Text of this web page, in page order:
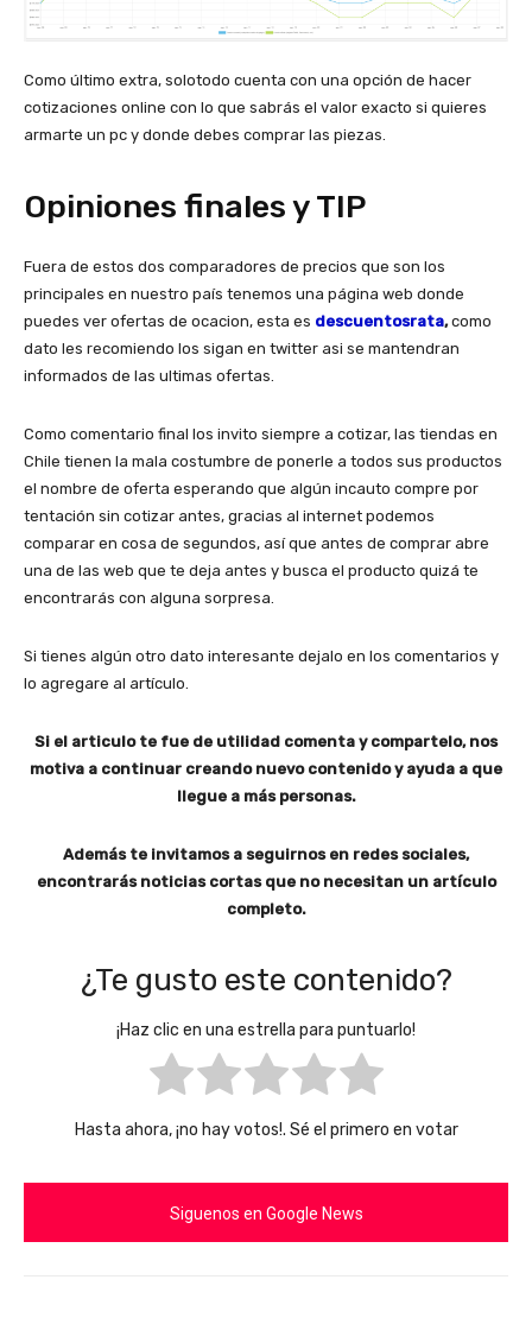
Como último extra, solotodo cuenta con una opción de hacer
cotizaciones online con lo que sabrás el valor exacto si quieres
armarte un pc y donde debes comprar las piezas.
Opiniones finales y TIP
Fuera de estos dos comparadores de precios que son los
principales en nuestro país tenemos una página web donde
puedes ver ofertas de ocacion, esta es descuentosrata,como
dato les recomiendo los sigan en twitter asi se mantendran
informados de las ultimas ofertas.
Como comentario final los invito siempre a cotizar, las tiendas en
Chile tienen la mala costumbre de ponerle a todos sus productos
el nombre de oferta esperando que algún incauto compre por
tentación sin cotizar antes, gracias al internet podemos
comparar en cosa de segundos, así que antes de comprar abre
una de las web que te deja antes y busca el producto quizá te
encontrarás con alguna sorpresa.
Si tienes algún otro dato interesante dejalo en los comentarios y
lo agregare al artículo.
Si el articulo te fue de utilidad comenta y compartelo, nos
motiva a continuar creando nuevo contenido y ayuda a que
llegue a más personas.
Además te invitamos a seguirnos en redes sociales,
encontrarás noticias cortas que no necesitan un artículo
completo.
¿Te gusto este contenido?
¡Haz clic en una estrella para puntuarlo!
Hasta ahora, ¡no hay votos!. Sé el primero en votar
Siguenos en Google News